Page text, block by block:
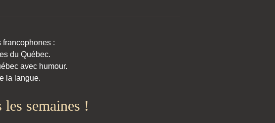
francophones :
du Québec.
avec humour.
la langue.
semaines !